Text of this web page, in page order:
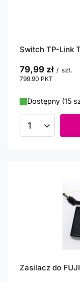
Switch TP-Link
79,99 zł / szt.
799.90 PKT
Dostępny (15
Ilość
Zasilacz do